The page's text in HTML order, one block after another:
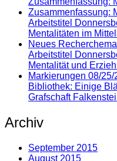
Zusammenfassung:
Arbeitstitel
Mentalitäten im
Neues
Arbeitstitel
Mentalität und
Markierungen 08/
Bibliothek: Einige
Grafschaft
Archiv
September 2015
August 2015